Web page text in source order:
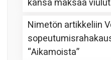
kansa maksaa
Nimetön artikkeliin
“Aikamoista”